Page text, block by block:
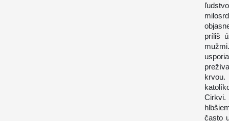
príliš
Cirkvi.
často